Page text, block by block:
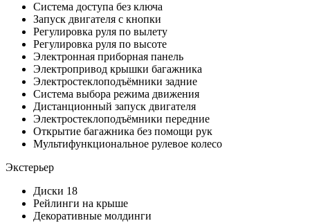
Система доступа без ключа
Запуск двигателя с кнопки
Регулировка руля по вылету
Регулировка руля по высоте
Электронная приборная панель
Электропривод крышки багажника
Электростеклоподъёмники задние
Система выбора режима движения
Дистанционный запуск двигателя
Электростеклоподъёмники передние
Открытие багажника без помощи рук
Мультифункциональное рулевое колесо
Экстерьер
Диски 18
Рейлинги на крыше
Декоративные молдинги